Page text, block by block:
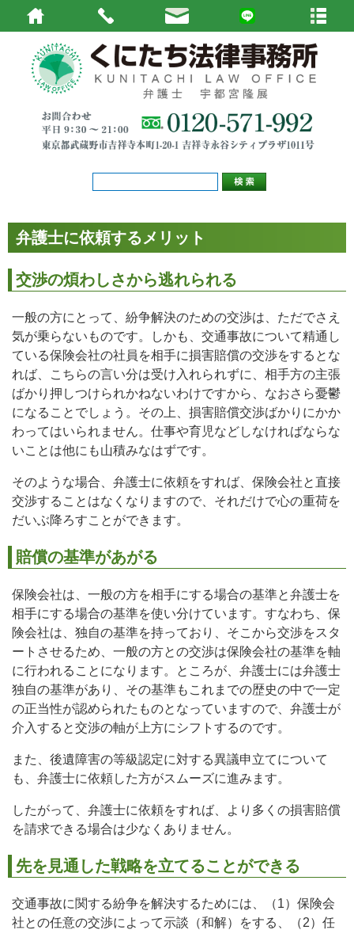
弁護士に依頼するメリット
交渉の煩わしさから逃れられる
一般の方にとって、紛争解決のための交渉は、ただでさえ
気が乗らないものです。しかも、交通事故について精通し
ている保険会社の社員を相手に損害賠償の交渉をするとな
れば、こちらの言い分は受け入れられずに、相手方の主張
ばかり押しつけられかねないわけですから、なおさら憂鬱
になることでしょう。その上、損害賠償交渉ばかりにかか
わってはいられません。仕事や育児などしなければならな
いことは他にも山積みなはずです。
そのような場合、弁護士に依頼をすれば、保険会社と直接
交渉することはなくなりますので、それだけで心の重荷を
だいぶ降ろすことができます。
賠償の基準があがる
保険会社は、一般の方を相手にする場合の基準と弁護士を
相手にする場合の基準を使い分けています。すなわち、保
険会社は、独自の基準を持っており、そこから交渉をスタ
ートさせるため、一般の方との交渉は保険会社の基準を軸
に行われることになります。ところが、弁護士には弁護士
独自の基準があり、その基準もこれまでの歴史の中で一定
の正当性が認められたものとなっていますので、弁護士が
介入すると交渉の軸が上方にシフトするのです。
また、後遺障害の等級認定に対する異議申立てについて
も、弁護士に依頼した方がスムーズに進みます。
したがって、弁護士に依頼をすれば、より多くの損害賠償
を請求できる場合は少なくありません。
先を見通した戦略を立てることができる
交通事故に関する紛争を解決するためには、（1）保険会
社との任意の交渉によって示談（和解）をする、（2）任